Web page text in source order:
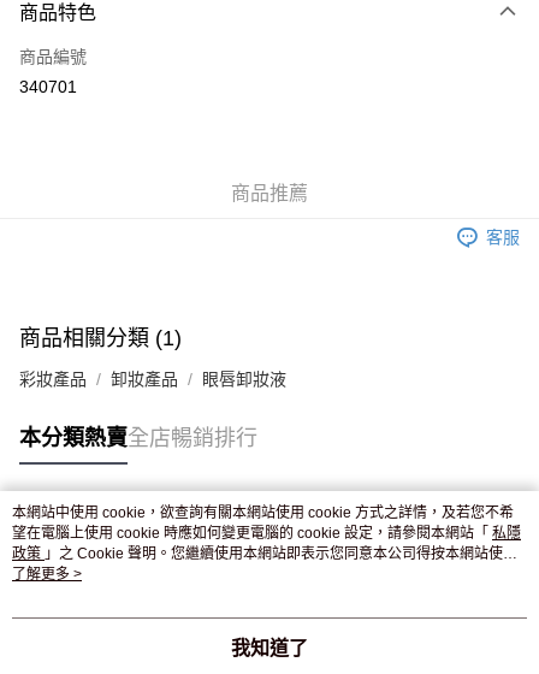
信用卡
Apple Pay
付款後門市自取，訂單確認後2-4個工作天到店，7天內取。逾期後
商品特色
商品編號
340701
商品推薦
客服
商品相關分類 (1)
彩妝產品 卸妝產品 眼唇卸妝液
本分類熱賣全店暢銷排行
熱門標籤
熱銷排行
本網站中使用 cookie，欲查詢有關本網站使用 cookie 方式之詳情，及若您不希
望在電腦上使用 cookie 時應如何變更電腦的 cookie 設定，請參閱本網站「 私隱
政策 」之 Cookie 聲明。您繼續使用本網站即表示您同意本公司得按本網站使用
條款之 Cookie 聲明使用 cookie。
了解更多 >
我知道了